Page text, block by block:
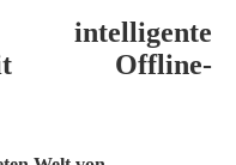
intelligente
Offline-